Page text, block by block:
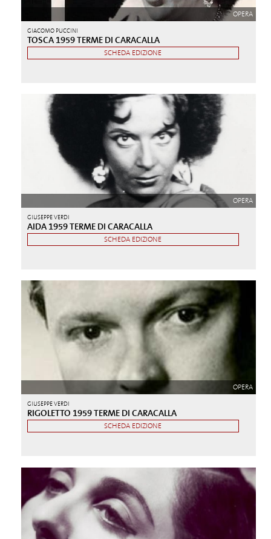
OPERA
GIACOMO PUCCINI
TOSCA 1959 TERME DI CARACALLA
SCHEDA EDIZIONE
OPERA
GIUSEPPE VERDI
AIDA 1959 TERME DI CARACALLA
SCHEDA EDIZIONE
OPERA
GIUSEPPE VERDI
RIGOLETTO 1959 TERME DI CARACALLA
SCHEDA EDIZIONE